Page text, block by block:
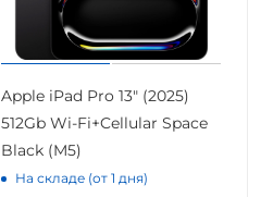
Apple iPad Pro 13" (2025)
512Gb Wi-Fi+Cellular Space
Black (M5)
На складе (от 1 дня)